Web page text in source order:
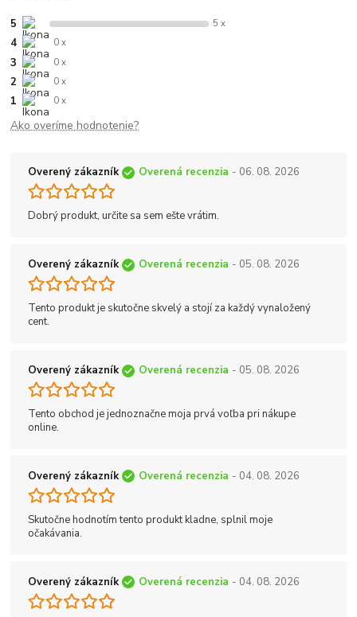
5 5 x
4 0 x
3 0 x
2 0 x
1 0 x
Ako overíme hodnotenie?
Overený zákazník Overená recenzia - 06. 08. 2026
Dobrý produkt, určite sa sem ešte vrátim.
Overený zákazník Overená recenzia - 05. 08. 2026
Tento produkt je skutočne skvelý a stojí za každý vynaložený
cent.
Overený zákazník Overená recenzia - 05. 08. 2026
Tento obchod je jednoznačne moja prvá voľba pri nákupe
online.
Overený zákazník Overená recenzia - 04. 08. 2026
Skutočne hodnotím tento produkt kladne, splnil moje
očakávania.
Overený zákazník Overená recenzia - 04. 08. 2026